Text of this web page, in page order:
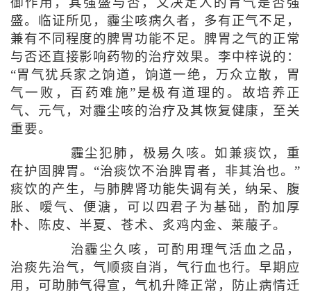
御作用，其强盛与否，又决定人的胃气是否强
盛。临证所见，霾尘咳病久者，多有正气不足，
兼有不同程度的脾胃功能不足。脾胃之气的正常
与否还直接影响药物的治疗效果。李中梓说的：
“胃气犹兵家之饷道，饷道一绝，万众立散，胃
气一败，百药难施”是极有道理的。故培养正
气、元气，对霾尘咳的治疗及其恢复健康，至关
重要。
霾尘犯肺，极易久咳。如兼痰饮，重
在护固脾胃。“治痰饮不治脾胃者，非其治也。”
痰饮的产生，与肺脾肾功能失调有关，纳呆、腹
胀、嗳气、便溏，可以四君子为基础，酌加厚
朴、陈皮、半夏、苍术、炙鸡内金、莱菔子。
治霾尘久咳，可酌用理气活血之品，
治痰先治气，气顺痰自消，气行血也行。早期应
用，可助肺气得宣，气机升降正常，防止病情迁